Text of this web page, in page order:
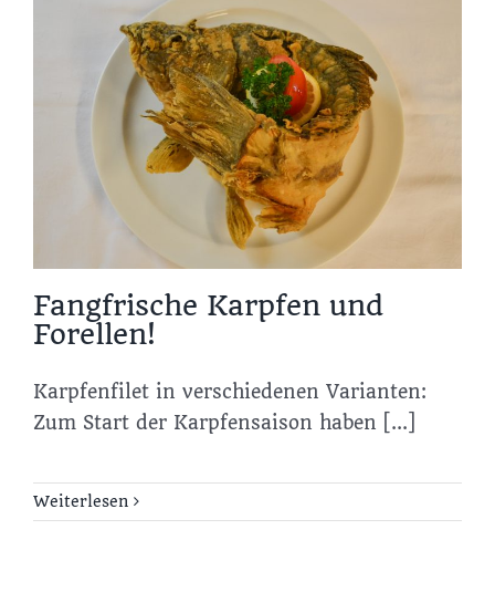
Fangfrische Karpfen und
Forellen!
Karpfenfilet in verschiedenen Varianten:
Zum Start der Karpfensaison haben [...]
Weiterlesen